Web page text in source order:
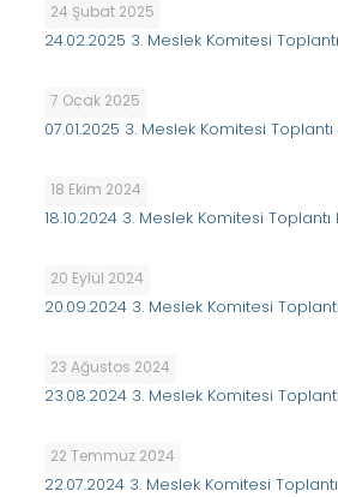
24 Şubat 2025
24.02.2025 3. Meslek Komitesi
7 Ocak 2025
07.01.2025 3. Meslek Komitesi
18 Ekim 2024
18.10.2024 3. Meslek Komitesi
20 Eylül 2024
20.09.2024 3. Meslek Komitesi
23 Ağustos 2024
23.08.2024 3. Meslek Komitesi
22 Temmuz 2024
22.07.2024 3. Meslek Komitesi